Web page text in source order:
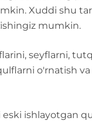
Xuddi shu
mumkin.
seyflarni,
o'rnatish
ishlayotgan